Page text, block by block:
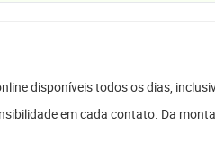
disponíveis todos os dias,
em cada contato. Da